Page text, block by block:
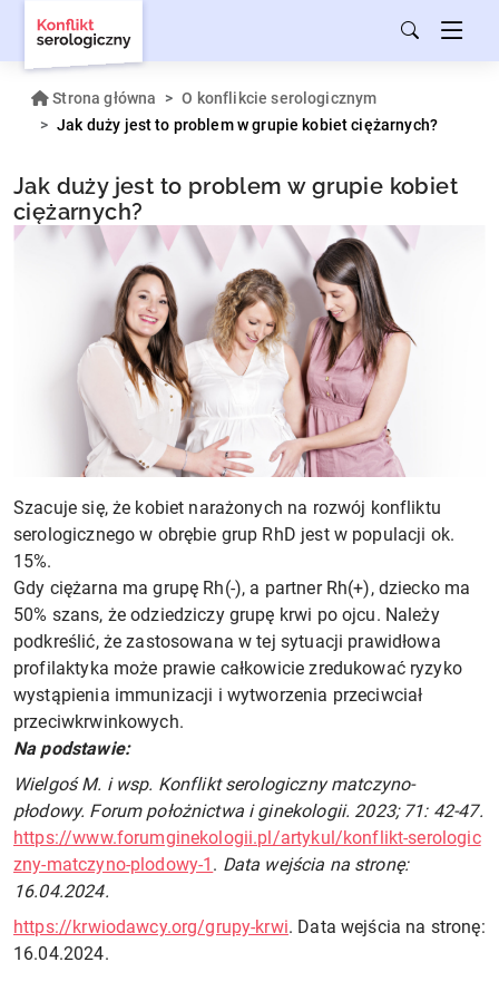
Strona główna
O konflikcie serologicznym
Jak duży jest to problem w grupie kobiet ciężarnych?
Jak duży jest to problem w grupie kobiet
ciężarnych?
Szacuje się, że kobiet narażonych na rozwój konfliktu
serologicznego w obrębie grup RhD jest w populacji ok.
15%.
Gdy ciężarna ma grupę Rh(-), a partner Rh(+), dziecko ma
50% szans, że odziedziczy grupę krwi po ojcu. Należy
podkreślić, że zastosowana w tej sytuacji prawidłowa
profilaktyka może prawie całkowicie zredukować ryzyko
wystąpienia immunizacji i wytworzenia przeciwciał
przeciwkrwinkowych.
Na podstawie:
Wielgoś M. i wsp. Konflikt serologiczny matczyno-
płodowy. Forum położnictwa i ginekologii. 2023; 71: 42-47.
https://www.forumginekologii.pl/artykul/konflikt-serologic
zny-matczyno-plodowy-1 . Data wejścia na stronę:
16.04.2024.
https://krwiodawcy.org/grupy-krwi. Data wejścia na stronę:
16.04.2024.